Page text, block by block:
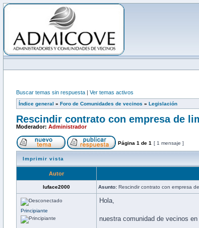
Buscar temas sin respuesta | Ver temas activos
Índice general » Foro de Comunidades de vecinos » Legislación
Rescindir contrato con empresa de
Moderador: Administrador
Página 1 de 1 [ 1 mensaje ]
Imprimir vista
Autor
luface2000 Asunto: Rescindir contrato con empresa
Principiante
Hola,
nuestra comunidad de vecinos